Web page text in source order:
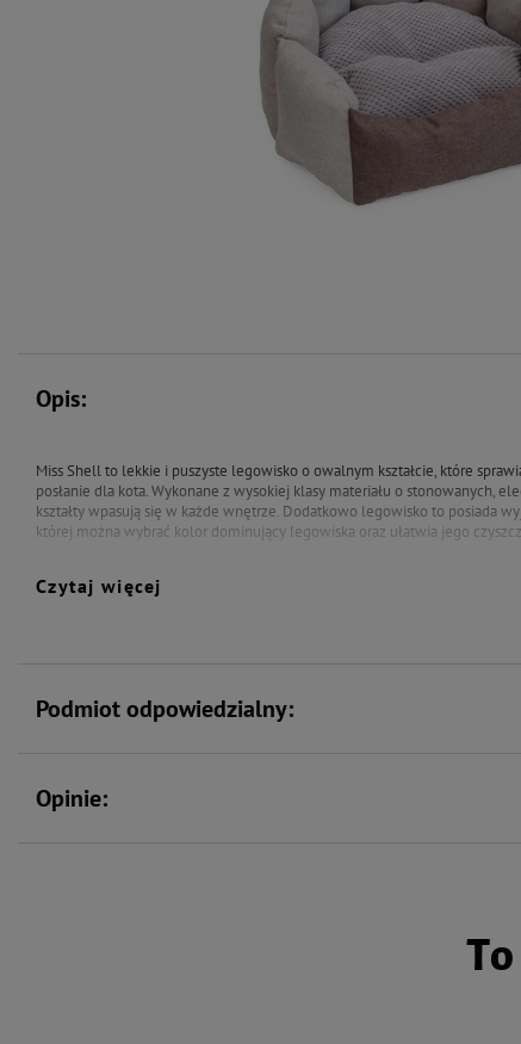
Opis:
Miss Shell to lekkie i puszyste legowisko o owalnym kształcie, które
posłanie dla kota. Wykonane z wysokiej klasy materiału o stonowanych,
kształty wpasują się w każde wnętrze. Dodatkowo legowisko to posiada
której można wybrać kolor dominujący legowiska oraz ułatwia jego
Czytaj więcej
Podmiot odpowiedzialny:
Opinie: